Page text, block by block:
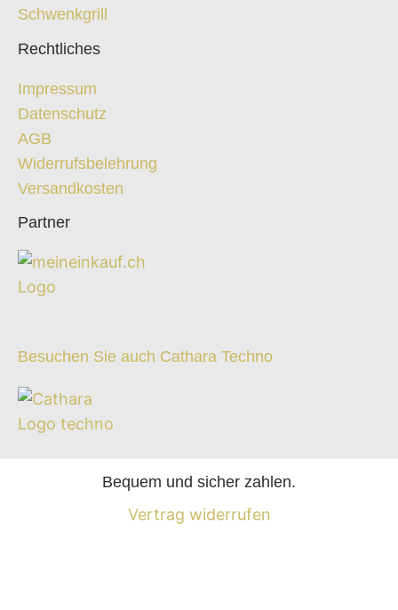
Schwenkgrill
Rechtliches
Impressum
Datenschutz
AGB
Widerrufsbelehrung
Versandkosten
Partner
Besuchen Sie auch Cathara Techno
Bequem und sicher zahlen.
Vertrag widerrufen